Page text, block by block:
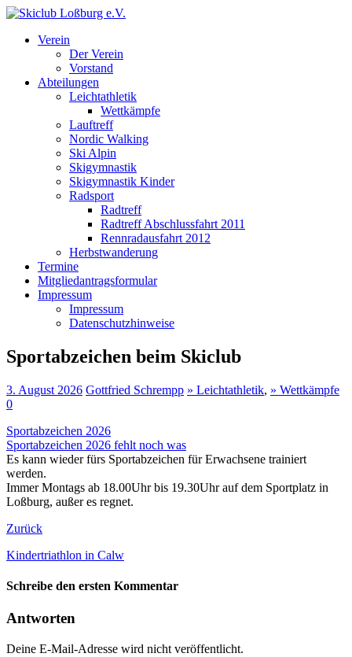
Verein
Der Verein
Vorstand
Abteilungen
Leichtathletik
Wettkämpfe
Lauftreff
Nordic Walking
Ski Alpin
Skigymnastik
Skigymnastik Kinder
Radsport
Radtreff
Radtreff Abschlussfahrt 2011
Rennradausfahrt 2012
Herbstwanderung
Termine
Mitgliedantragsformular
Impressum
Impressum
Datenschutzhinweise
Sportabzeichen beim Skiclub
3. August 2026 Gottfried Schrempp » Leichtathletik, » Wettkämpfe
0
Sportabzeichen 2026
Sportabzeichen 2026 fehlt noch was
Es kann wieder fürs Sportabzeichen für Erwachsene trainiert
werden.
Immer Montags ab 18.00Uhr bis 19.30Uhr auf dem Sportplatz in
Loßburg, außer es regnet.
Zurück
Kindertriathlon in Calw
Schreibe den ersten Kommentar
Antworten
Deine E-Mail-Adresse wird nicht veröffentlicht.